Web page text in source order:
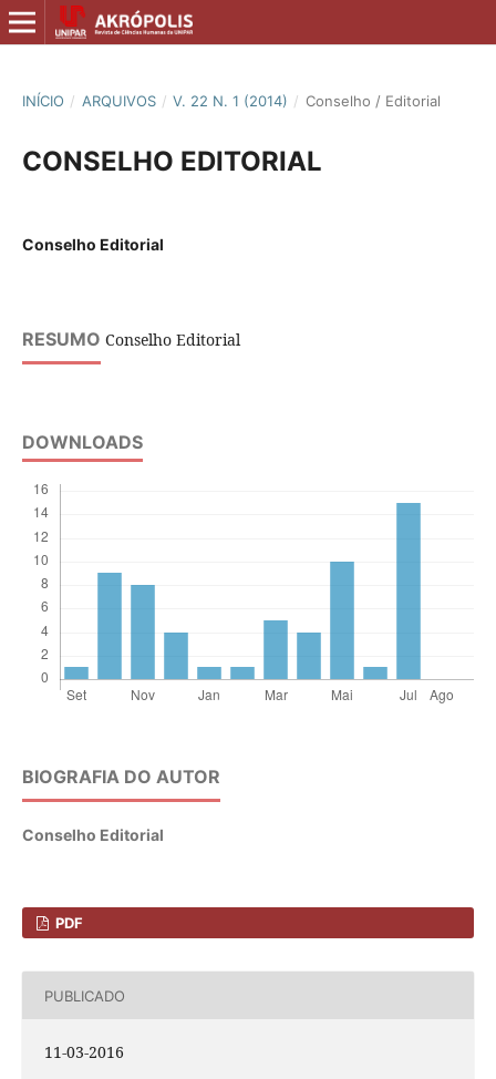
INÍCIO / ARQUIVOS / V. 22 N. 1 (2014) / Conselho / Editorial
CONSELHO EDITORIAL
Conselho Editorial
RESUMO Conselho Editorial
DOWNLOADS
BIOGRAFIA DO AUTOR
Conselho Editorial
PDF
PUBLICADO
11-03-2016